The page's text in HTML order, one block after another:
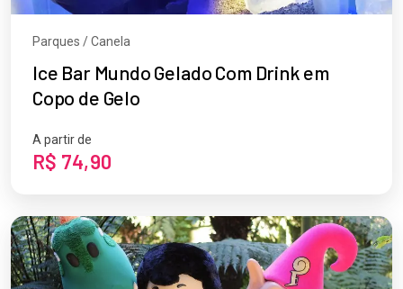
Parques / Canela
Ice Bar Mundo Gelado Com Drink em
Copo de Gelo
A partir de
R$ 74,90